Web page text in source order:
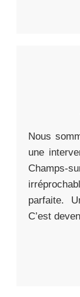
Nous
une
parfaite.
C’est